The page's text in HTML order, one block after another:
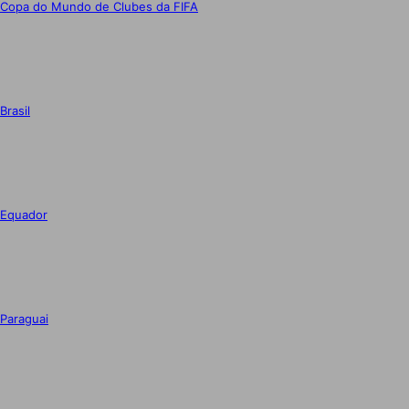
Copa do Mundo de Clubes da FIFA
Brasil
Equador
Paraguai